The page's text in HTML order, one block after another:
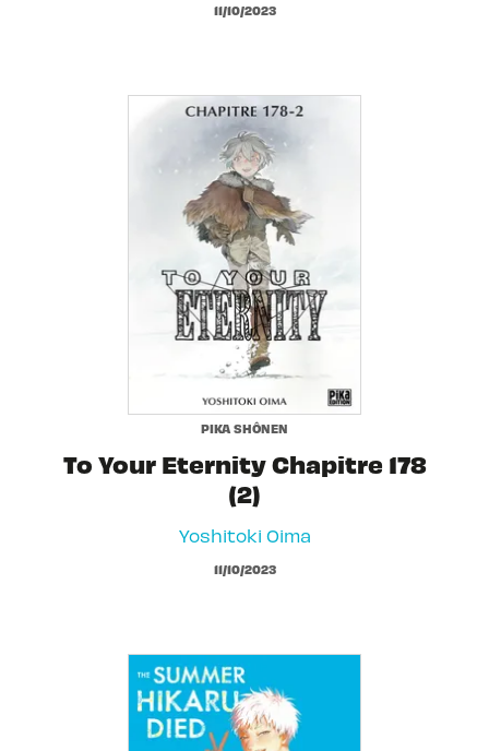
11/10/2023
PIKA SHÔNEN
To Your Eternity Chapitre 178
(2)
Yoshitoki Oima
11/10/2023